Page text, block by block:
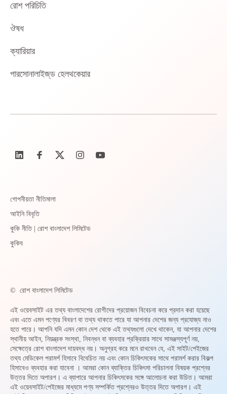
রোশ পরিচিতি
ঔষধ
ক্যারিয়ার
পারসোনালাইজ্‌ড হেলথকেয়ার
গোপনীয়তা নীতিমালা
আইনি বিবৃতি
কুকি নীতি | রোশ বাংলাদেশ লিমিটেড
কুকিয
© রোশ বাংলাদেশ লিমিটেড
এই ওয়েবসাইট এর তথ্য বাংলাদেশের রোগীদের প্রয়োজন বিবেচনা করে প্রদান করা হয়েছে
এবং এতে এমন পণ্যের বিবরণ বা তথ্য থাকতে পারে যা আপনার দেশের জন্য প্রযোজ্য নাও
হতে পারে। আপনি যদি এমন কোন দেশ থেকে এই তথ্যগুলো দেখে থাকেন, যা আপনার দেশের
স্থানীয় আইন, নিয়ন্ত্রক সংস্থা, নিবন্ধন বা ব্যবহার প্রক্রিয়ার সাথে সামঞ্জস্যপূর্ণ নয়,
সেক্ষেত্রে রোশ বাংলাদেশ দায়বদ্ধ নয়। অনুগ্রহ করে মনে রাখবেন যে, এই সাইট/পেইজের
তথ্য মেডিকেল পরামর্শ হিসাবে বিবেচিত নয় এবং কোন চিকিৎসকের সাথে পরামর্শ করার বিকল্প
হিসাবেও ব্যবহার করা যাবেনা । আমরা কোন ব্যাক্তির চিকিৎসা পরিচালনা বিষয়ক প্রশ্নের
উত্তর দিতে অপারগ। এ ব্যাপারে আপনার চিকিৎসকের সঙ্গে আলোচনা করা উচিত। আমরা
এই ওয়েবসাইট/পেইজের মাধ্যমে পণ্য সম্পর্কিত প্রশ্নেরও উত্তর দিতে অপারগ। এই